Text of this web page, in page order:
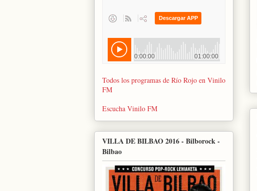
Todos los programas de Río Rojo en Vinilo
FM
Escucha Vinilo FM
VILLA DE BILBAO 2016 - Bilborock -
Bilbao